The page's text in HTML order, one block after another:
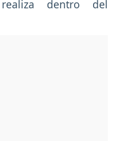
dentro del